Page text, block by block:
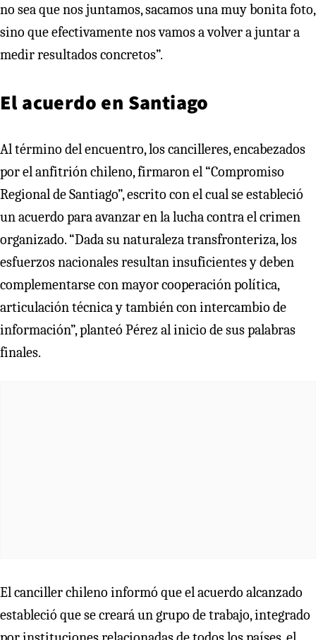
no sea que nos juntamos, sacamos una muy bonita foto,
sino que efectivamente nos vamos a volver a juntar a
medir resultados concretos”.
El acuerdo en Santiago
Al término del encuentro, los cancilleres, encabezados
por el anfitrión chileno, firmaron el “Compromiso
Regional de Santiago”, escrito con el cual se estableció
un acuerdo para avanzar en la lucha contra el crimen
organizado. “Dada su naturaleza transfronteriza, los
esfuerzos nacionales resultan insuficientes y deben
complementarse con mayor cooperación política,
articulación técnica y también con intercambio de
información”, planteó Pérez al inicio de sus palabras
finales.
El canciller chileno informó que el acuerdo alcanzado
estableció que se creará un grupo de trabajo, integrado